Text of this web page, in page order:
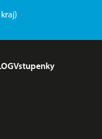
Vstupenky